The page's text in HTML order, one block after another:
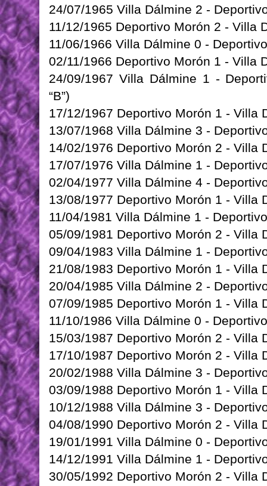
24/07/1965 Villa Dálmine 2 -
11/12/1965 Deportivo Morón 2 - Villa
11/06/1966 Villa Dálmine 0 - Deportivo
02/11/1966 Deportivo Morón 1 - Villa
24/09/1967 Villa Dálmine 1 -
“B”)
17/12/1967 Deportivo Morón 1 - Villa
13/07/1968 Villa Dálmine 3 -
14/02/1976 Deportivo Morón 2 - Villa
17/07/1976 Villa Dálmine 1 -
02/04/1977 Villa Dálmine 4 -
13/08/1977 Deportivo Morón 1 - Villa
11/04/1981 Villa Dálmine 1 - Deportivo
05/09/1981 Deportivo Morón 2 - Villa
09/04/1983 Villa Dálmine 1 -
21/08/1983 Deportivo Morón 1 - Villa
20/04/1985 Villa Dálmine 2 -
07/09/1985 Deportivo Morón 1 - Villa
11/10/1986 Villa Dálmine 0 -
15/03/1987 Deportivo Morón 2 - Villa
17/10/1987 Deportivo Morón 2 - Villa
20/02/1988 Villa Dálmine 3 -
03/09/1988 Deportivo Morón 1 - Villa
10/12/1988 Villa Dálmine 3 -
04/08/1990 Deportivo Morón 2 - Villa
19/01/1991 Villa Dálmine 0 -
14/12/1991 Villa Dálmine 1 -
30/05/1992 Deportivo Morón 2 - Villa